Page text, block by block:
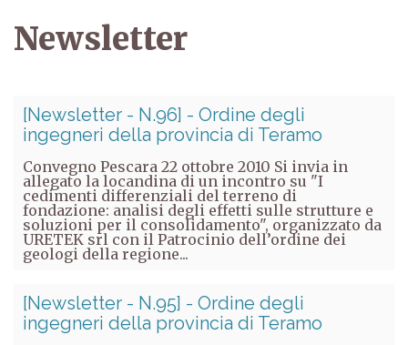
Newsletter
[Newsletter - N.96] - Ordine degli
ingegneri della provincia di Teramo
Convegno Pescara 22 ottobre 2010 Si invia in
allegato la locandina di un incontro su "I
cedimenti differenziali del terreno di
fondazione: analisi degli effetti sulle strutture e
soluzioni per il consolidamento", organizzato da
URETEK srl con il Patrocinio dell’ordine dei
geologi della regione...
[Newsletter - N.95] - Ordine degli
ingegneri della provincia di Teramo